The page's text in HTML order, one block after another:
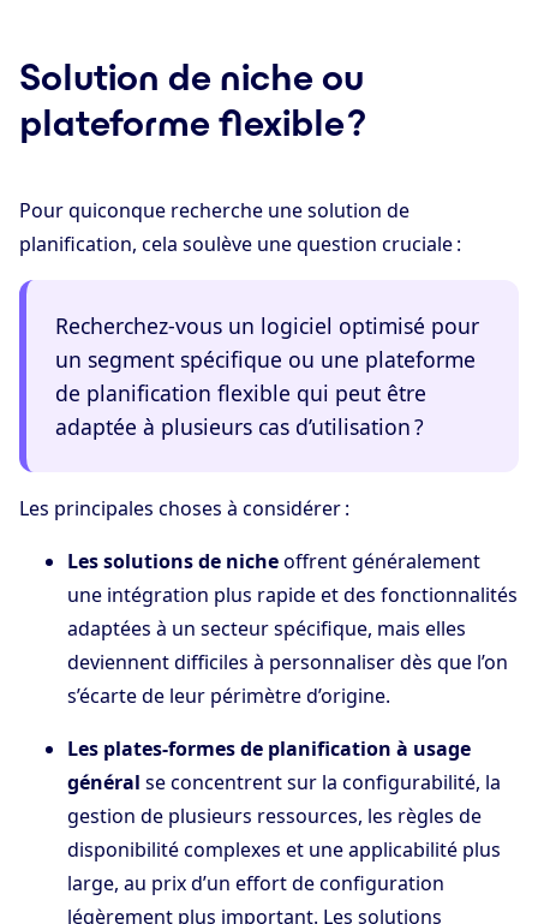
Solution de niche ou
plateforme flexible ?
Pour quiconque recherche une solution de
planification, cela soulève une question cruciale :
Recherchez-vous un logiciel optimisé pour
un segment spécifique ou une plateforme
de planification flexible qui peut être
adaptée à plusieurs cas d’utilisation ?
Les principales choses à considérer :
Les solutions de nicheoffrent généralement
une intégration plus rapide et des fonctionnalités
adaptées à un secteur spécifique, mais elles
deviennent difficiles à personnaliser dès que l’on
s’écarte de leur périmètre d’origine.
Les plates-formes de planification à usage
général se concentrent sur la configurabilité, la
gestion de plusieurs ressources, les règles de
disponibilité complexes et une applicabilité plus
large, au prix d’un effort de configuration
légèrement plus important. Les solutions